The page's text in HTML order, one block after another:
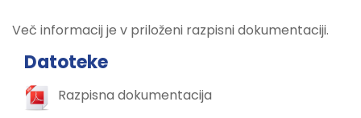
Več informacij je v priloženi razpisni dokumentaciji.
Datoteke
Razpisna dokumentacija